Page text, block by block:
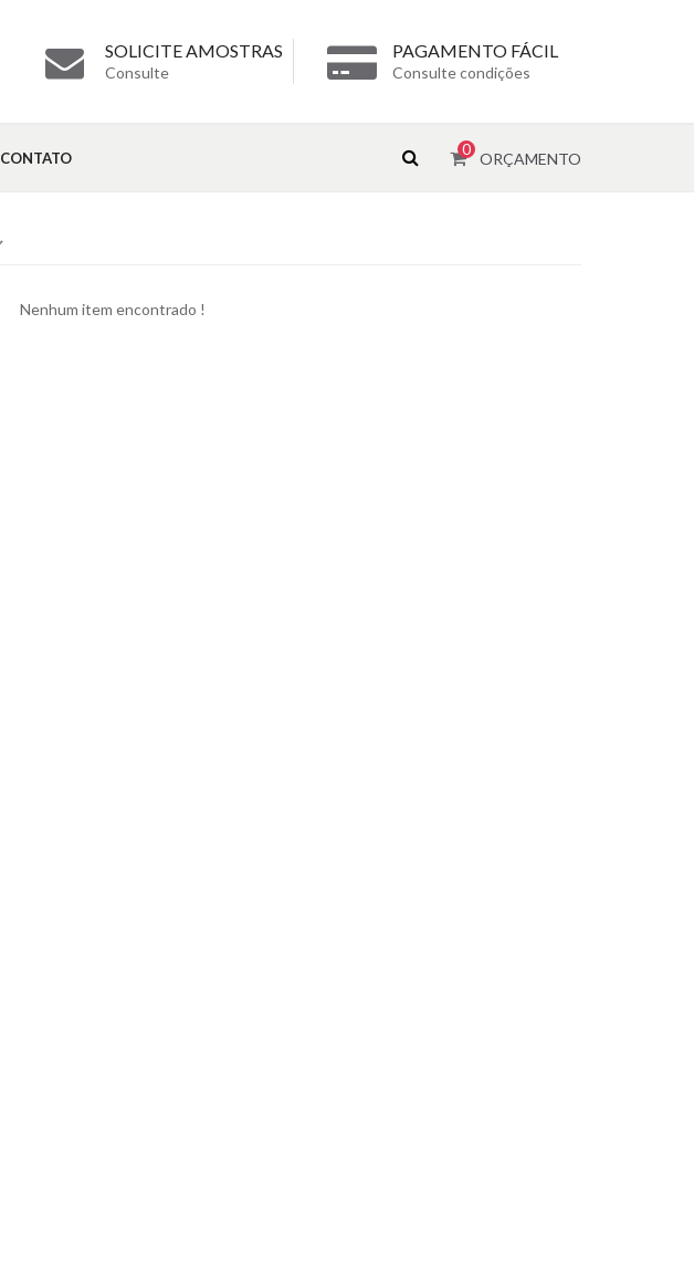
SOLICITE AMOSTRAS
Consulte
PAGAMENTO FÁCIL
Consulte condições
CONTATO 0
ORÇAMENTO
Nenhum item encontrado !